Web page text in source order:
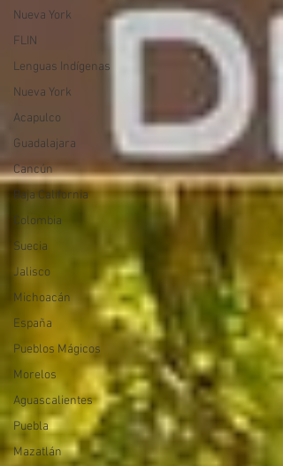
Nueva York
FLIN
Lenguas Indígenas
Nueva York
Acapulco
Guadalajara
Cancún
Baja California
Colombia
Suecia
Jalisco
Michoacán
España
Pueblos Mágicos
Morelos
Aguascalientes
Puebla
Mazatlán